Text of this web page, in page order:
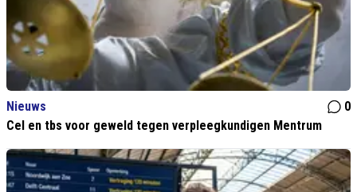
Nieuws
0
Cel en tbs voor geweld tegen verpleegkundigen Mentrum